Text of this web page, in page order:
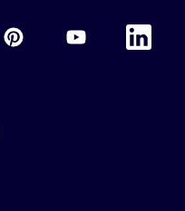
Accor Youtube
Accor